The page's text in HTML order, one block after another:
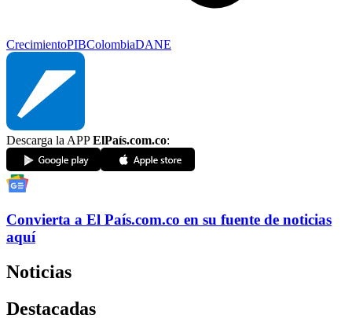
CrecimientoPIBColombiaDANE
Descarga la APPElPaís.com.co:
Convierta a El País.com.co en su fuente de noticias
aquí
Noticias
Destacadas